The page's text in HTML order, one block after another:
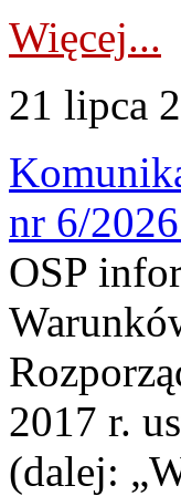
Więcej...
21 lipca
nr 6/
OSP
2017 r.
(dalej: